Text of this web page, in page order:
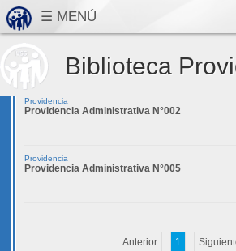
Biblioteca
Providencia
Providencia Administrativa N°002
Providencia
Providencia Administrativa N°005
Anterior 1